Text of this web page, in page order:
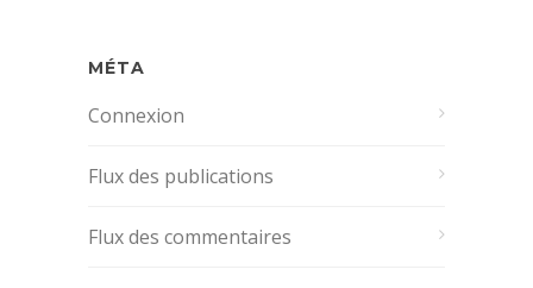
MÉTA
Connexion
Flux des publications
Flux des commentaires